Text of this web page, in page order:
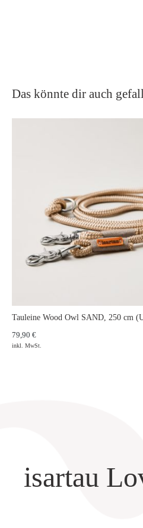
Das könnte dir auch
Tauleine Wood Owl SAND, 250 cm
79,90 €
inkl. MwSt.
isartau